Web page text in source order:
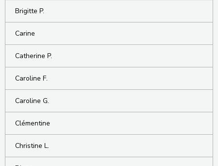
Brigitte P.
Carine
Catherine P.
Caroline F.
Caroline G.
Clémentine
Christine L.